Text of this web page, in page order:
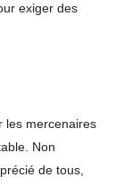
exiger des
les mercenaires
Non
de tous,